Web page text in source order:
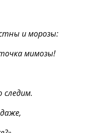
и морозы:
мимозы!
следим.